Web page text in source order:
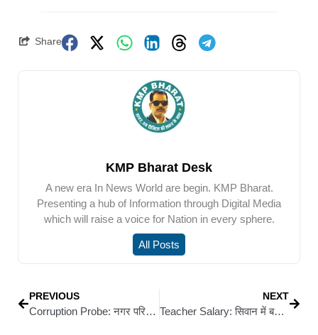
Share
KMP Bharat Desk
A new era In News World are begin. KMP Bharat.
Presenting a hub of Information through Digital Media
which will raise a voice for Nation in every sphere.
All Posts
PREVIOUS
Corruption Probe: नगर परिषद सिवान में 76 योजनाओं की स्वीकृति से जुड़ी संचिकाएं कार्यालय से गायब, फाइलों की तलाश में सहायक व अभियंता के घर छापेमारी
NEXT
Teacher Salary: सिवान में बकाया अंतर वेतन भुगतान में देरी पर डीईओ सख्त, एक सप्ताह में कागजात भेजने का आदेश